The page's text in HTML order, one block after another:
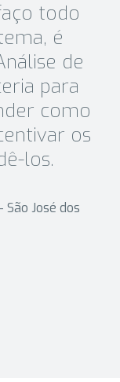
todo
é
de
para
como
os
los.
São José dos